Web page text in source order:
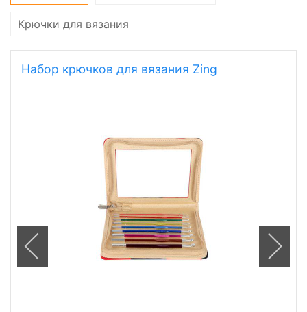
Крючки для вязания
Набор крючков для вязания Zing